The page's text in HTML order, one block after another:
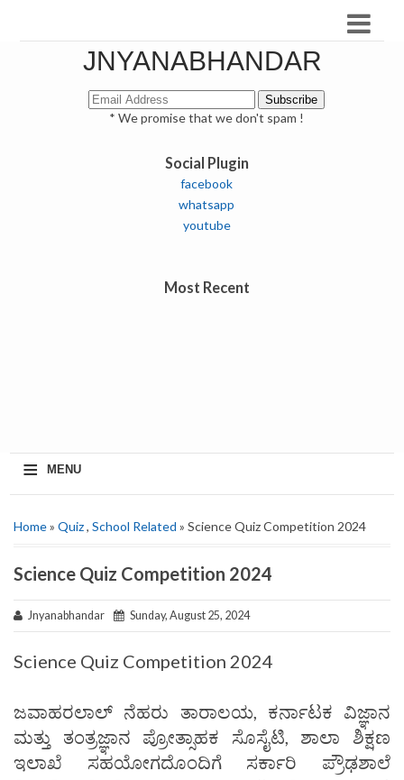
JNYANABHANDAR
* We promise that we don't spam !
Social Plugin
facebook
whatsapp
youtube
Most Recent
≡ MENU
Home» Quiz, School Related » Science Quiz Competition 2024
Science Quiz Competition 2024
Jnyanabhandar Sunday, August 25, 2024
Science Quiz Competition 2024
ಜವಾಹರಲಾಲ್‌ ನೆಹರು ತಾರಾಲಯ, ಕರ್ನಾಟಕ ವಿಜ್ಞಾನ
ಮತ್ತು ತಂತ್ರಜ್ಞಾನ ಪ್ರೋತ್ಸಾಹಕ ಸೊಸೈಟಿ, ಶಾಲಾ ಶಿಕ್ಷಣ
ಇಲಾಖೆ ಸಹಯೋಗದೊಂದಿಗೆ ಸರ್ಕಾರಿ ಪ್ರೌಢಶಾಲೆ